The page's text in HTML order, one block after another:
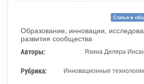
Статья в
Образование, инновации,
развития сообщества
Авторы:
Яхина Диляра
Рубрика:
Инновационные